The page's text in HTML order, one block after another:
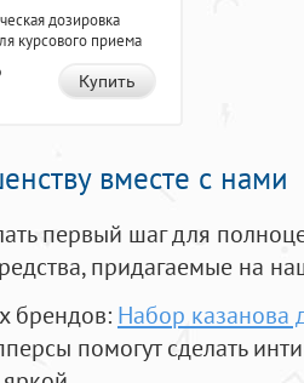
дозировка
курсового приема
Купить
вместе с нами
первый шаг для
придагаемые на
брендов: Набор казанова
помогут сделать